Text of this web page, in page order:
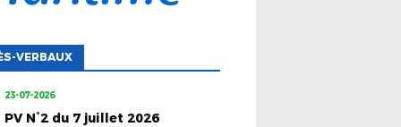
VERBAUX
23-07-2026
PV N°2 du 7 juillet 2026